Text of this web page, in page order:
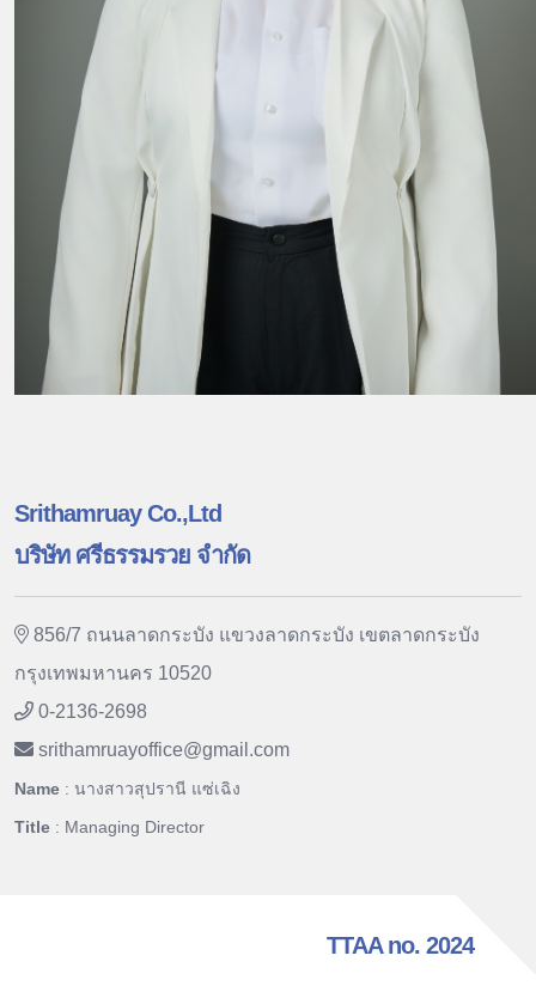
Srithamruay Co.,Ltd
บริษัท ศรีธรรมรวย จำกัด
856/7 ถนนลาดกระบัง แขวงลาดกระบัง เขตลาดกระบัง
กรุงเทพมหานคร 10520
0-2136-2698
srithamruayoffice@gmail.com
Name : นางสาวสุปรานี แซ่เฉิง
Title : Managing Director
TTAA no. 2024